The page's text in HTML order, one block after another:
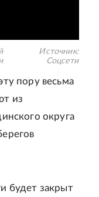
Источник:
Соцсети
пору весьма
из
округа
будет закрыт